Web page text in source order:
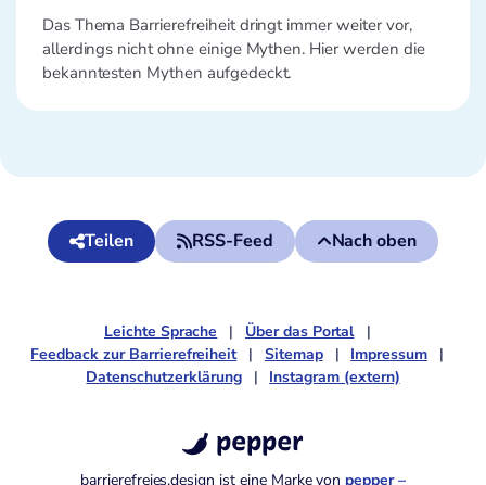
Das Thema Barrierefreiheit dringt immer weiter vor,
allerdings nicht ohne einige Mythen. Hier werden die
bekanntesten Mythen aufgedeckt.
Teilen RSS-Feed Nach oben
Leichte Sprache
Über das Portal
Feedback zur Barrierefreiheit
Sitemap
Impressum
Datenschutzerklärung
Instagram (extern)
pepper
barrierefreies.design ist eine Marke von pepper –